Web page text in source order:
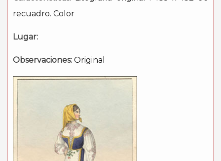
recuadro. Color
Lugar:
Observaciones: Original